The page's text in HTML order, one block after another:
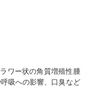
ワー状の角質増殖性腫
吸への影響、口臭など